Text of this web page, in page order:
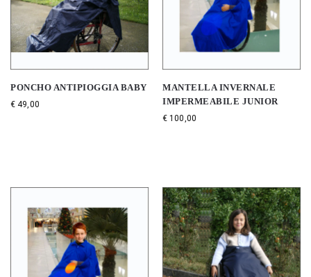
PONCHO ANTIPIOGGIA BABY
€ 49,00
MANTELLA INVERNALE
IMPERMEABILE JUNIOR
€ 100,00